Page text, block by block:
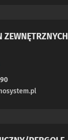
ZEWNĘTRZNYCH